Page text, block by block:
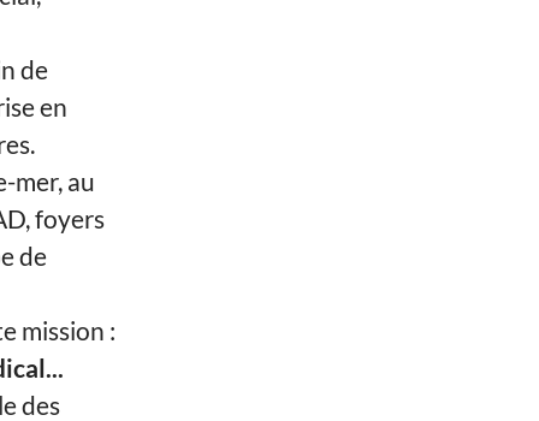
de
en
mer, au
foyers
de
mission :
des